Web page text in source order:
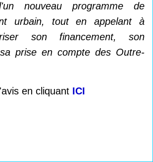
nouveau programme de
urbain, tout en appelant à
son financement, son
prise en compte des Outre-
en cliquant ICI